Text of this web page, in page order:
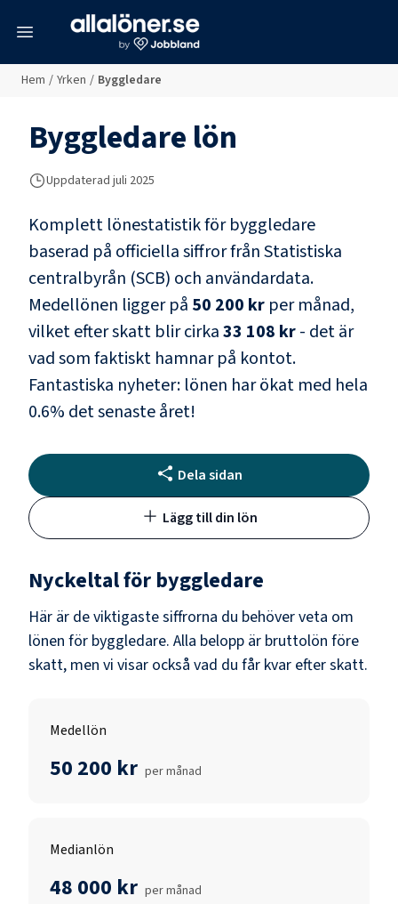
Hem / Yrken / Byggledare
Byggledarelön
Uppdaterad juli 2025
Komplett lönestatistik förbyggledare
baserad på officiella siffror från Statistiska
centralbyrån (SCB) och användardata.
Medellönen ligger på 50 200 kr per månad,
vilket efter skatt blir cirka33 108 kr- det är
vad som faktiskt hamnar på kontot.
Fantastiska nyheter: lönen har ökat med hela
0.6% det senaste året!
Dela sidan
Lägg till din lön
Nyckeltal för byggledare
Här är de viktigaste siffrorna du behöver veta om
lönen för byggledare. Alla belopp är bruttolön före
skatt, men vi visar också vad du får kvar efter skatt.
Medellön
50 200 kr per månad
Medianlön
48 000 kr per månad